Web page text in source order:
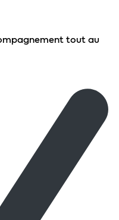
tout au